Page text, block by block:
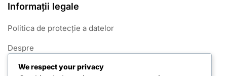
Informații legale
Politica de protecție a datelor
Despre
Termeni și condiții
We respect your privacy